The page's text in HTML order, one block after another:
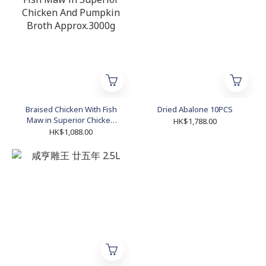
Braised Chicken With Fish
Maw in Superior Chicken
And Pumpkin Broth
HK$1,088.00
Dried Abalone 10PCS
HK$1,788.00